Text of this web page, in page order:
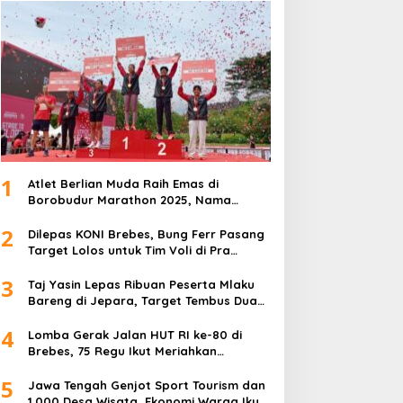
1
Atlet Berlian Muda Raih Emas di
Borobudur Marathon 2025, Nama
2
Dilepas KONI Brebes, Bung Ferr Pasang
Target Lolos untuk Tim Voli di Pra
3
Taj Yasin Lepas Ribuan Peserta Mlaku
Bareng di Jepara, Target Tembus Dua
4
Lomba Gerak Jalan HUT RI ke-80 di
Brebes, 75 Regu Ikut Meriahkan
5
Jawa Tengah Genjot Sport Tourism dan